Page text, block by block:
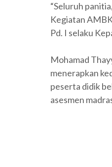
“Seluruh
Kegiatan
Pd. I selaku
Mohamad
menerapkan
peserta didik
asesmen